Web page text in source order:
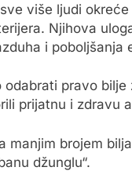
više ljudi
Njihova
i poboljšanja
pravo
prijatnu i zdravu
manjim brojem
džunglu“.